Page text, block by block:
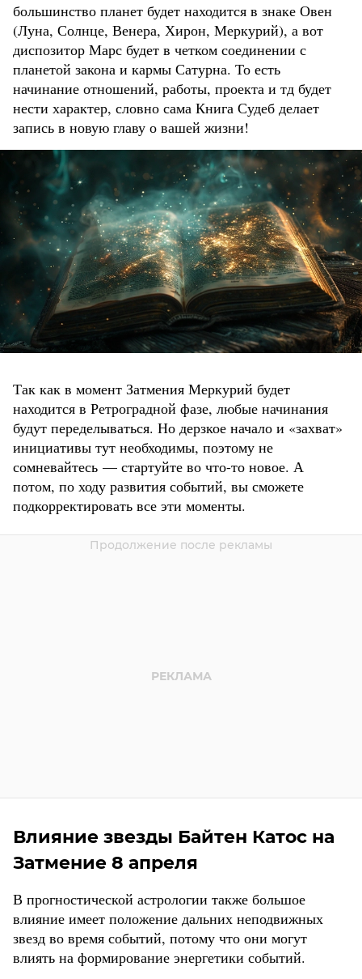
большинство планет будет находится в знаке Овен
(Луна, Солнце, Венера, Хирон, Меркурий), а вот
диспозитор Марс будет в четком соединении с
планетой закона и кармы Сатурна. То есть
начинание отношений, работы, проекта и тд будет
нести характер, словно сама Книга Судеб делает
запись в новую главу о вашей жизни!
Так как в момент Затмения Меркурий будет
находится в Ретроградной фазе, любые начинания
будут переделываться. Но дерзкое начало и «захват»
инициативы тут необходимы, поэтому не
сомневайтесь — стартуйте во что-то новое. А
потом, по ходу развития событий, вы сможете
подкорректировать все эти моменты.
Влияние звезды Байтен Катос на
Затмение 8 апреля
В прогностической астрологии также большое
влияние имеет положение дальних неподвижных
звезд во время событий, потому что они могут
влиять на формирование энергетики событий.